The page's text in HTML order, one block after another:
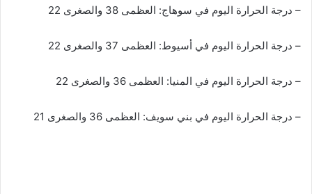
– درجة الحرارة اليوم في سوهاج: العظمى 38 والصغرى 22
– درجة الحرارة اليوم في أسيوط: العظمى 37 والصغرى 22
– درجة الحرارة اليوم في المنيا: العظمى 36 والصغرى 22
– درجة الحرارة اليوم في بني سويف: العظمى 36 والصغرى 21